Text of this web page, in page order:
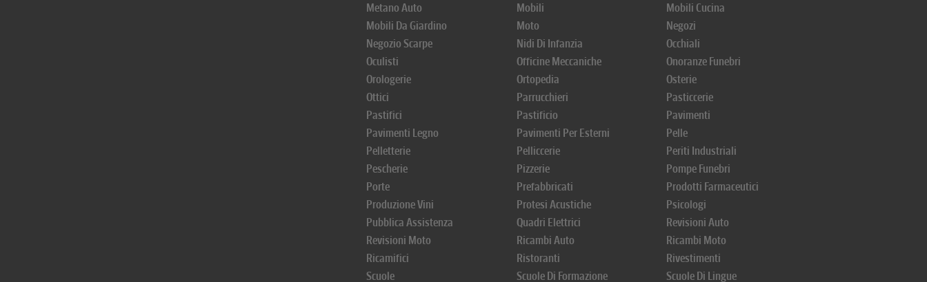
Metano Auto
Mobili Da Giardino
Negozio Scarpe
Oculisti
Orologerie
Ottici
Pastifici
Pavimenti Legno
Pelletterie
Pescherie
Porte
Produzione Vini
Pubblica Assistenza
Revisioni Moto
Ricamifici
Scuole
Mobili
Moto
Nidi Di Infanzia
Officine Meccaniche
Ortopedia
Parrucchieri
Pastificio
Pavimenti Per Esterni
Pelliccerie
Pizzerie
Prefabbricati
Protesi Acustiche
Quadri Elettrici
Ricambi Auto
Ristoranti
Scuole Di Formazione
Mobili Cucina
Negozi
Occhiali
Onoranze Funebri
Osterie
Pasticcerie
Pavimenti
Pelle
Periti Industriali
Pompe Funebri
Prodotti Farmaceutici
Psicologi
Revisioni Auto
Ricambi Moto
Rivestimenti
Scuole Di Lingue